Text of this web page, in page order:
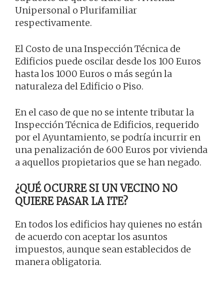
Unipersonal o Plurifamiliar
respectivamente.
El Costo de una Inspección Técnica de
Edificios puede oscilar desde los 100 Euros
hasta los 1000 Euros o más según la
naturaleza del Edificio o Piso.
En el caso de que no se intente tributar la
Inspección Técnica de Edificios, requerido
por el Ayuntamiento, se podría incurrir en
una penalización de 600 Euros por vivienda
a aquellos propietarios que se han negado.
¿QUÉ OCURRE SI UN VECINO NO
QUIERE PASAR LA ITE?
En todos los edificios hay quienes no están
de acuerdo con aceptar los asuntos
impuestos, aunque sean establecidos de
manera obligatoria.